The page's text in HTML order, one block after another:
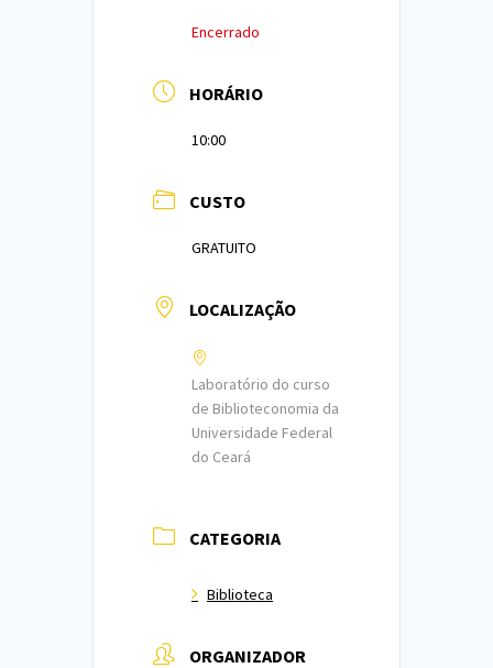
Encerrado
HORÁRIO
10:00
CUSTO
GRATUITO
LOCALIZAÇÃO
Laboratório do curso
de Biblioteconomia da
Universidade Federal
do Ceará
CATEGORIA
Biblioteca
ORGANIZADOR